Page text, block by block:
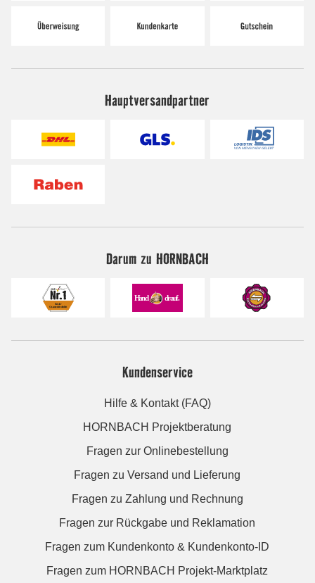
Hauptversandpartner
Darum zu HORNBACH
Kundenservice
Hilfe & Kontakt (FAQ)
HORNBACH Projektberatung
Fragen zur Onlinebestellung
Fragen zu Versand und Lieferung
Fragen zu Zahlung und Rechnung
Fragen zur Rückgabe und Reklamation
Fragen zum Kundenkonto & Kundenkonto-ID
Fragen zum HORNBACH Projekt-Marktplatz